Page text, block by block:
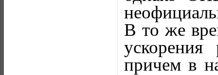
В то же
причем в